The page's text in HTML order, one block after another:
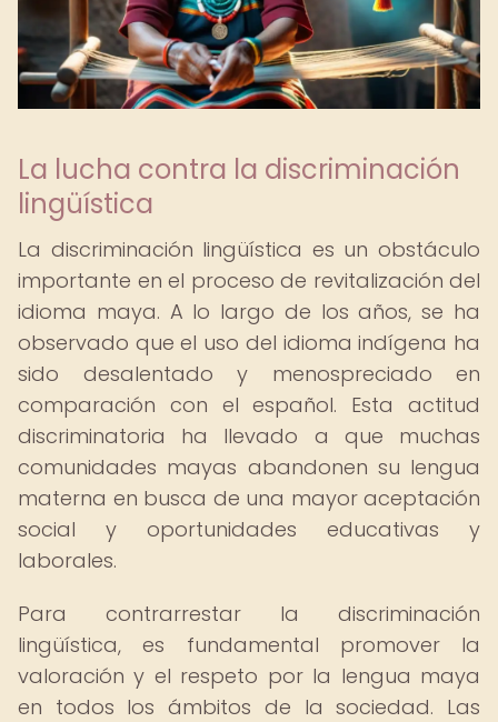
La lucha contra la discriminación
lingüística
La discriminación lingüística es un obstáculo
importante en el proceso de revitalización del
idioma maya. A lo largo de los años, se ha
observado que el uso del idioma indígena ha
sido desalentado y menospreciado en
comparación con el español. Esta actitud
discriminatoria ha llevado a que muchas
comunidades mayas abandonen su lengua
materna en busca de una mayor aceptación
social y oportunidades educativas y
laborales.
Para contrarrestar la discriminación
lingüística, es fundamental promover la
valoración y el respeto por la lengua maya
en todos los ámbitos de la sociedad. Las